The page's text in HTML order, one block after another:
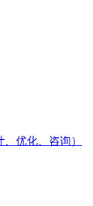
优化、咨询）